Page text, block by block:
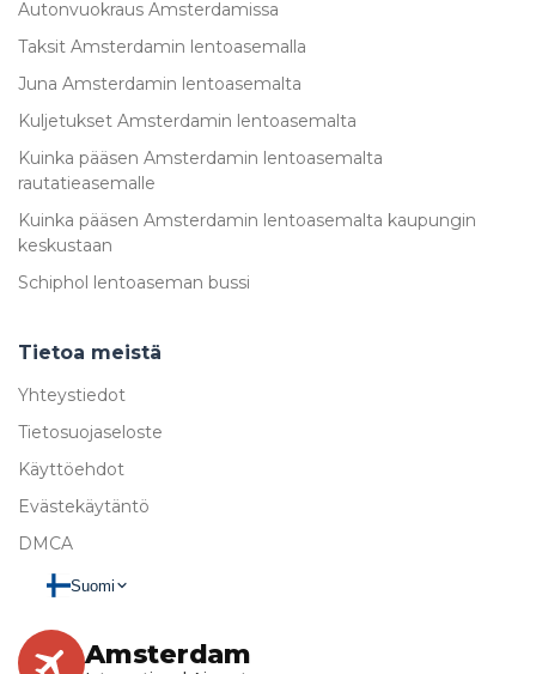
Autonvuokraus Amsterdamissa
Taksit Amsterdamin lentoasemalla
Juna Amsterdamin lentoasemalta
Kuljetukset Amsterdamin lentoasemalta
Kuinka pääsen Amsterdamin lentoasemalta
rautatieasemalle
Kuinka pääsen Amsterdamin lentoasemalta kaupungin
keskustaan
Schiphol lentoaseman bussi
Tietoa meistä
Yhteystiedot
Tietosuojaseloste
Käyttöehdot
Evästekäytäntö
DMCA
Suomi
Amsterdam